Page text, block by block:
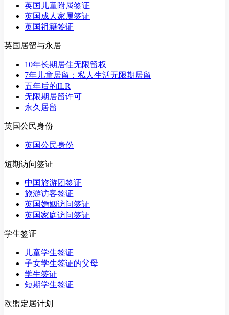
英国儿童附属签证
英国成人家属签证
英国祖籍签证
英国居留与永居
10年长期居住无限留权
7年儿童居留：私人生活无限期居留
五年后的ILR
无限期居留许可
永久居留
英国公民身份
英国公民身份
短期访问签证
中国旅游团签证
旅游访客签证
英国婚姻访问签证
英国家庭访问签证
学生签证
儿童学生签证
子女学生签证的父母
学生签证
短期学生签证
欧盟定居计划